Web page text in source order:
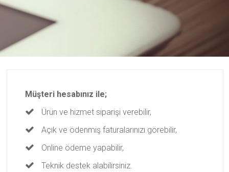
Müşteri hesabınız ile;
Ürün ve hizmet siparişi verebilir,
Açık ve ödenmiş faturalarınızı görebilir,
Online ödeme yapabilir,
Teknik destek alabilirsiniz.